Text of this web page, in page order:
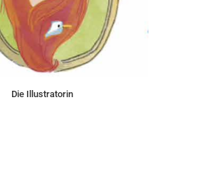
Die Illustratorin